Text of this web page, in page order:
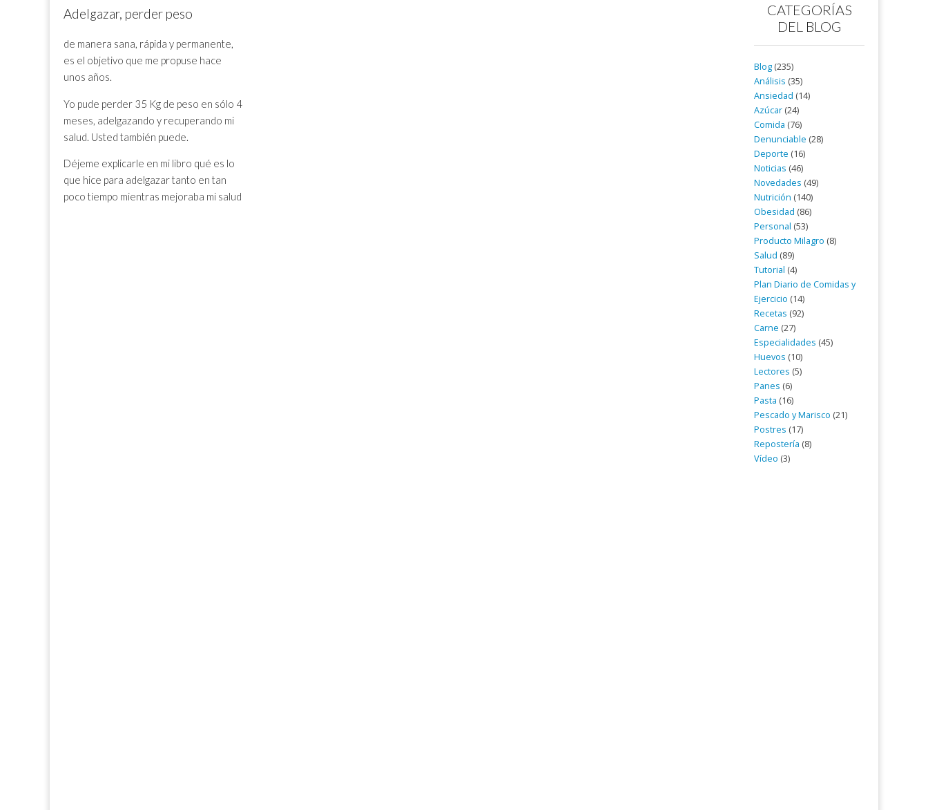
Adelgazar, perder peso
de manera sana, rápida y permanente,
es el objetivo que me propuse hace
unos años.
Yo pude perder 35 Kg de peso en sólo 4
meses, adelgazando y recuperando mi
salud. Usted también puede.
Déjeme explicarle en mi libro qué es lo
que hice para adelgazar tanto en tan
poco tiempo mientras mejoraba mi salud
CATEGORÍAS
DEL BLOG
Blog (235)
Análisis (35)
Ansiedad (14)
Azúcar (24)
Comida (76)
Denunciable (28)
Deporte (16)
Noticias (46)
Novedades (49)
Nutrición (140)
Obesidad (86)
Personal (53)
Producto Milagro (8)
Salud (89)
Tutorial (4)
Plan Diario de Comidas y
Ejercicio (14)
Recetas (92)
Carne (27)
Especialidades (45)
Huevos (10)
Lectores (5)
Panes (6)
Pasta (16)
Pescado y Marisco (21)
Postres (17)
Repostería (8)
Vídeo (3)